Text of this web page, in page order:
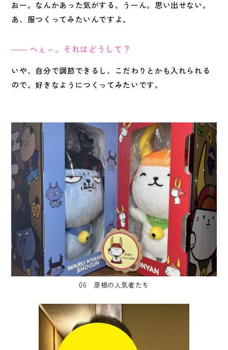
06 彦根の人気者たち
おー。なんかあった気がする。うーん。思い出せない。
あ、服つくってみたいんですよ。
へぇ～。それはどうして？
いや、自分で調節できるし、こだわりとかも入れられる
ので。好きなようにつくってみたいです。